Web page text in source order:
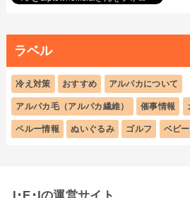
ラベル
冷え対策 おすすめ アルパカについて
アルパカ毛（アルパカ繊維） 催事情報
ペルー情報 ぬいぐるみ ゴルフ ベビ